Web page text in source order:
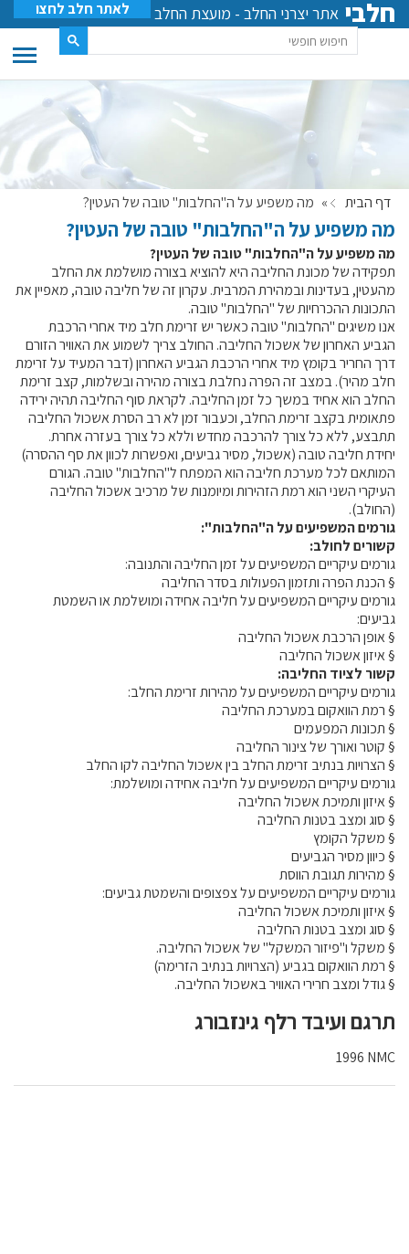
חלבי אתר יצרני החלב - מועצת החלב לאתר חלב לחצו
דף הבית » מה משפיע על ה"החלבות" טובה של העטין?
מה משפיע על ה"החלבות" טובה של העטין?
מה משפיע על ה"החלבות" טובה של העטין?
תפקידה של מכונת החליבה היא להוציא בצורה מושלמת את החלב
מהעטין, בעדינות ובמהירת המרבית. עקרון זה של חליבה טובה, מאפיין את
התכונות ההכרחיות של "החלבות" טובה.
אנו משיגים "החלבות" טובה כאשר יש זרימת חלב מיד אחרי הרכבת
הגביע האחרון של אשכול החליבה. החולב צריך לשמוע את האוויר הזורם
דרך החריר בקומץ מיד אחרי הרכבת הגביע האחרון (דבר המעיד על זרימת
חלב מהיר). במצב זה הפרה נחלבת בצורה מהירה ובשלמות, קצב זרימת
החלב הוא אחיד במשך כל זמן החליבה. לקראת סוף החליבה תהיה ירידה
פתאומית בקצב זרימת החלב, וכעבור זמן לא רב הסרת אשכול החליבה
תתבצע, ללא כל צורך להרכבה מחדש וללא כל צורך בעזרה אחרת.
יחידת חליבה טובה (אשכול, מסיר גביעים, ואפשרות לכוון את סף ההסרה)
המותאם לכל מערכת חליבה הוא המפתח ל"החלבות" טובה. הגורם
העיקרי השני הוא רמת הזהירות ומיומנות של מרכיב אשכול החליבה
(החולב).
גורמים המשפיעים על ה"החלבות":
קשורים לחולב:
גורמים עיקריים המשפיעים על זמן החליבה והתנובה:
§הכנת הפרה ותזמון הפעולות בסדר החליבה
גורמים עיקריים המשפיעים על חליבה אחידה ומושלמת או השמטת
גביעים:
§אופן הרכבת אשכול החליבה
§איזון אשכול החליבה
קשור לציוד החליבה:
גורמים עיקריים המשפיעים על מהירות זרימת החלב:
§רמת הוואקום במערכת החליבה
§תכונות המפעמים
§קוטר ואורך של צינור החליבה
§הצרויות בנתיב זרימת החלב בין אשכול החליבה לקו החלב
גורמים עיקריים המשפיעים על חליבה אחידה ומושלמת:
§איזון ותמיכת אשכול החליבה
§סוג ומצב בטנות החליבה
§משקל הקומץ
§כיוון מסיר הגביעים
§מהירות תגובת הווסת
גורמים עיקריים המשפיעים על צפצופים והשמטת גביעים:
§איזון ותמיכת אשכול החליבה
§סוג ומצב בטנות החליבה
§משקל ו"פיזור המשקל" של אשכול החליבה.
§רמת הוואקום בגביע (הצרויות בנתיב הזרימה)
§גודל ומצב חרירי האוויר באשכול החליבה.
תרגם ועיבד רלף גינזבורג
NMC